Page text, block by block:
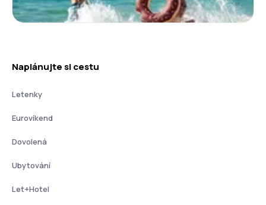
Naplánujte si cestu
Letenky
Eurovíkend
Dovolená
Ubytování
Let+Hotel